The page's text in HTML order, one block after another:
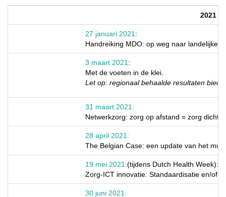
2021
27 januari 2021 :
Handreiking MDO: op weg naar landelijke
3 maart 2021 :
Met de voeten in de klei.
Let op: regionaal behaalde resultaten
31 maart 2021:
Netwerkzorg: zorg op afstand = zorg dichtbij
28 april 2021​:
The Belgian Case: een update van het
19 mei 2021 (tijdens Dutch Health Week):
Zorg-ICT innovatie: Standaardisatie en/of
30 juni 2021: